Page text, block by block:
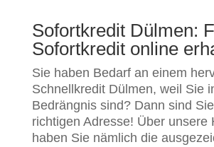
Sofortkredit Dülmen:
Sofortkredit online
Sie haben Bedarf an einem
Schnellkredit Dülmen, weil Sie
Bedrängnis sind? Dann sind
richtigen Adresse! Über unsere
haben Sie nämlich die